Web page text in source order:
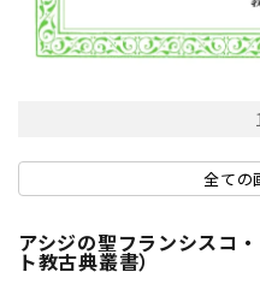
全ての
アシジの聖フランシスコ
ト教古典叢書）